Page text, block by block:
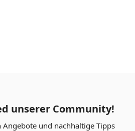
unserer Community!
Angebote und nachhaltige Tipps